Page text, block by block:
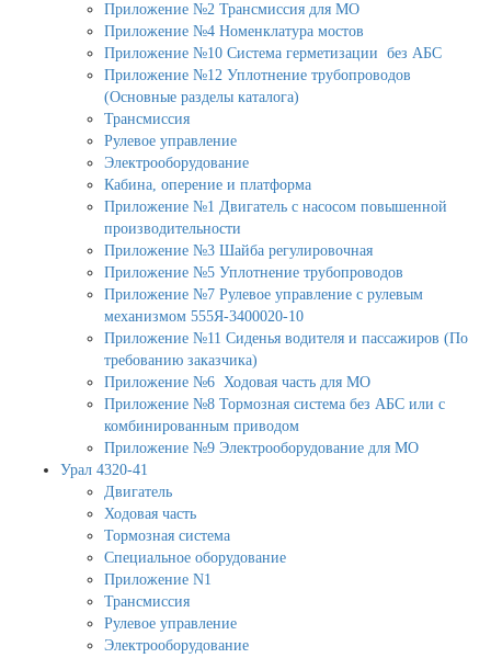
Приложение №2 Трансмиссия для МО
Приложение №4 Номенклатура мостов
Приложение №10 Система герметизации без АБС
Приложение №12 Уплотнение трубопроводов
(Основные разделы каталога)
Трансмиссия
Рулевое управление
Электрооборудование
Кабина, оперение и платформа
Приложение №1 Двигатель с насосом повышенной
производительности
Приложение №3 Шайба регулировочная
Приложение №5 Уплотнение трубопроводов
Приложение №7 Рулевое управление с рулевым
механизмом 555Я-3400020-10
Приложение №11 Сиденья водителя и пассажиров (По
требованию заказчика)
Приложение №6 Ходовая часть для МО
Приложение №8 Тормозная система без АБС или с
комбинированным приводом
Приложение №9 Электрооборудование для МО
Урал 4320-41
Двигатель
Ходовая часть
Тормозная система
Специальное оборудование
Приложение N1
Трансмиссия
Рулевое управление
Электрооборудование